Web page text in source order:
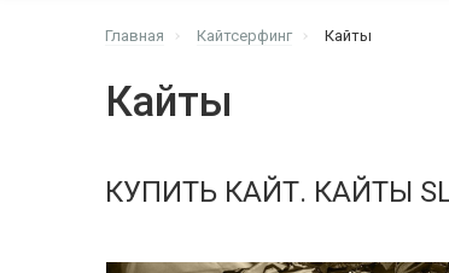
Главная Кайтсерфинг Кайты
Кайты
КУПИТЬ КАЙТ. КАЙТЫ